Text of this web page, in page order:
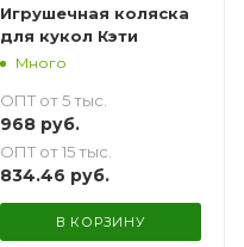
Игрушечная коляска
для кукол Кэти
Много
ОПТ от 5 тыс.
968руб.
ОПТ от 15 тыс.
834.46 руб.
В КОРЗИНУ